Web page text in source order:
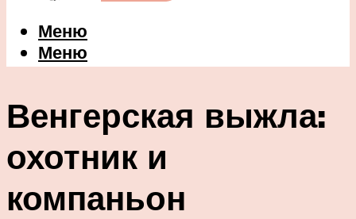
Меню
Меню
Венгерская выжла:
охотник и
компаньон